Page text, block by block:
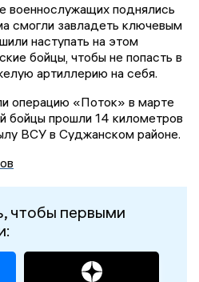
военнослужащих поднялись
смогли завладеть ключевым
наступать на этом
бойцы, чтобы не попасть в
артиллерию на себя.
операцию «Поток» в марте
бойцы прошли 14 километров
ВСУ в Суджанском районе.
чтобы первыми